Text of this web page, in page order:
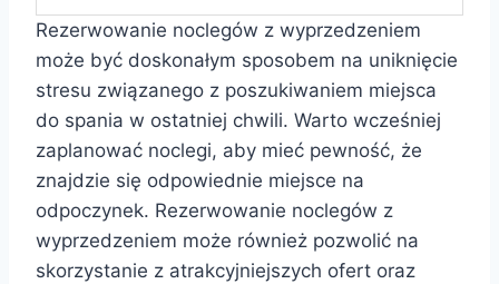
Rezerwowanie noclegów z wyprzedzeniem
może być doskonałym sposobem na uniknięcie
stresu związanego z poszukiwaniem miejsca
do spania w ostatniej chwili. Warto wcześniej
zaplanować noclegi, aby mieć pewność, że
znajdzie się odpowiednie miejsce na
odpoczynek. Rezerwowanie noclegów z
wyprzedzeniem może również pozwolić na
skorzystanie z atrakcyjniejszych ofert oraz